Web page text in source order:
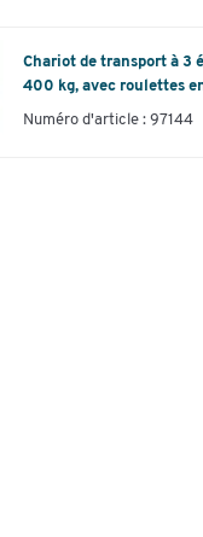
Chariot de transport à 3
400 kg, avec roulettes
Numéro d'article : 97144